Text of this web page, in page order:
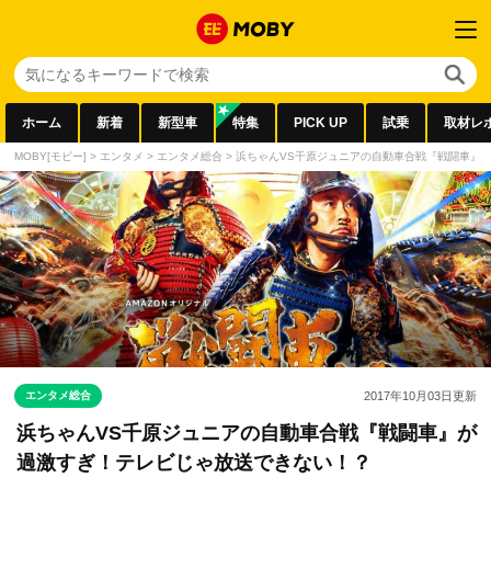
ホーム 新着 新型車 特集 PICK UP 試乗 取材レ
MOBY[モビー] > エンタメ > エンタメ総合 > 浜ちゃんVS千原ジュニアの自動車合戦『戦闘車』
エンタメ総合 2017年10月03日更新
浜ちゃんVS千原ジュニアの自動車合戦『戦闘車』が
過激すぎ！テレビじゃ放送できない！？